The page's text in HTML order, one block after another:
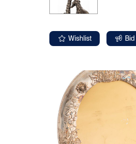
Wishlist Bid
Lot 532